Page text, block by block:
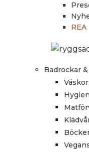
REA
Badrockar
Hygien